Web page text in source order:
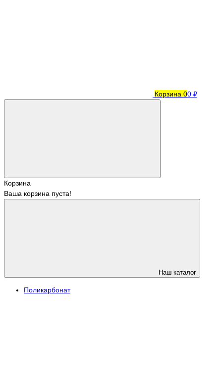
Корзина 00 ₽
Корзина
Ваша корзина пуста!
Наш каталог
Поликарбонат